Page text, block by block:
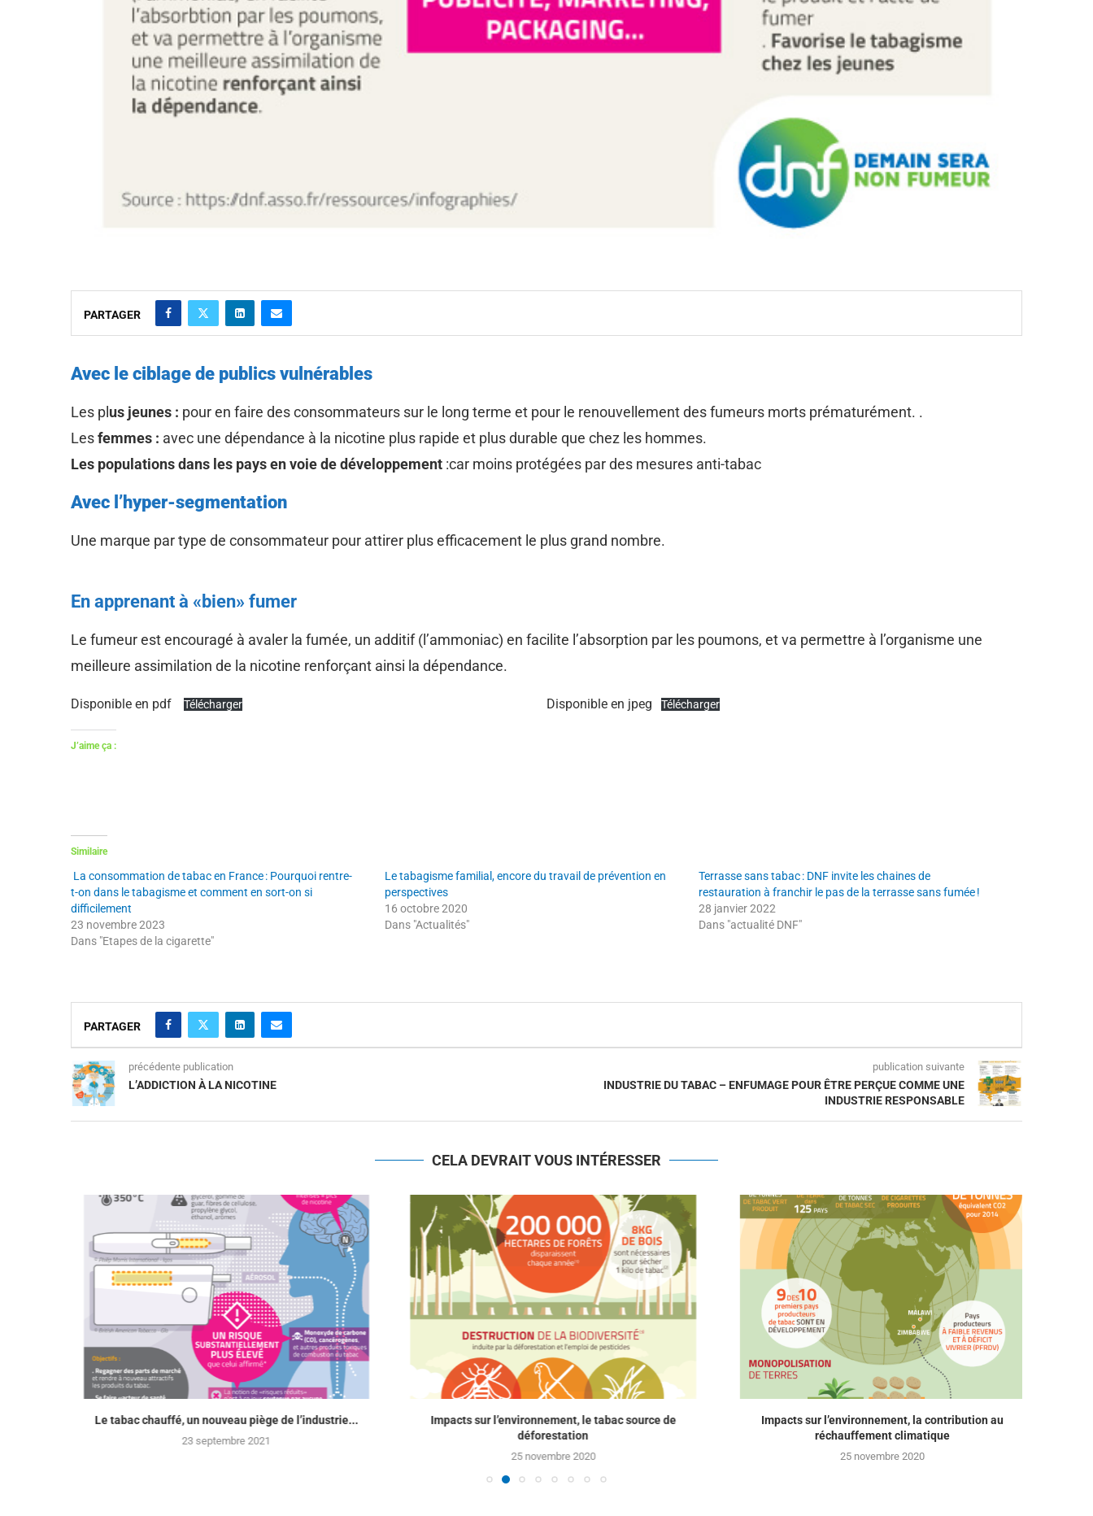
PARTAGER
Avec le ciblage de publics vulnérables
Les pl us jeunes : pour en faire des consommateurs sur le long terme et pour le renouvellement des fumeurs morts prématurément. .
Lesfemmes : avec une dépendance à la nicotine plus rapide et plus durable que chez les hommes.
Les populations dans les pays en voie de développement :car moins protégées par des mesures anti-tabac
Avec l’hyper-segmentation
Une marque par type de consommateur pour attirer plus efficacement le plus grand nombre.
En apprenant à «bien» fumer
Le fumeur est encouragé à avaler la fumée, un additif (l’ammoniac) en facilite l’absorption par les poumons, et va permettre à l’organisme une
meilleure assimilation de la nicotine renforçant ainsi la dépendance.
Disponible en pdf Télécharger Disponible en jpeg Télécharger
J’aime ça :
Similaire
La consommation de tabac en France : Pourquoi rentre-
t-on dans le tabagisme et comment en sort-on si
difficilement
23 novembre 2023
Dans "Etapes de la cigarette"
Le tabagisme familial, encore du travail de prévention en
perspectives
16 octobre 2020
Dans "Actualités"
Terrasse sans tabac : DNF invite les chaines de
restauration à franchir le pas de la terrasse sans fumée !
28 janvier 2022
Dans "actualité DNF"
PARTAGER
précédente publication
L’ADDICTION À LA NICOTINE
publication suivante
INDUSTRIE DU TABAC – ENFUMAGE POUR ÊTRE PERÇUE COMME UNE
INDUSTRIE RESPONSABLE
CELA DEVRAIT VOUS INTÉRESSER
Le tabac chauffé, un nouveau piège de l’industrie...
23 septembre 2021
Impacts sur l’environnement, le tabac source de
déforestation
25 novembre 2020
Impacts sur l’environnement, la contribution au
réchauffement climatique
25 novembre 2020